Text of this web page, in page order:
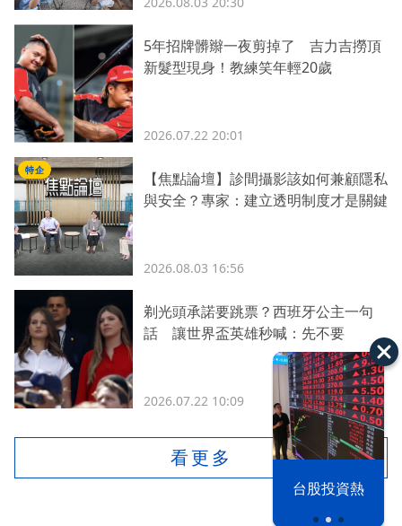
台股投資熱
5年招牌髒辮一夜剪掉了 吉力吉撈頂
新髮型現身！教練笑年輕20歲
2026.07.22 20:01
特企
【焦點論壇】診間攝影該如何兼顧隱私
與安全？專家：建立透明制度才是關鍵
2026.08.03 16:56
剃光頭承諾要跳票？西班牙公主一句
話 讓世界盃英雄秒喊：先不要
2026.07.22 10:09
看更多